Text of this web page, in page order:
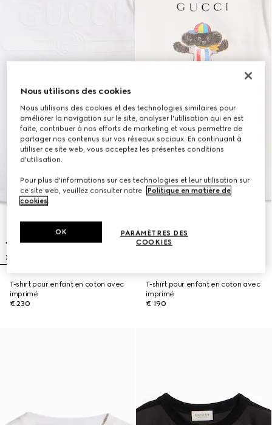
T-shirt pour enfant en coton avec
imprimé
€ 230
T-shirt pour enfant en coton avec
imprimé
€ 190
Nous utilisons des cookies
Nous utilisons des cookies et des technologies similaires pour
améliorer la navigation sur le site, analyser l'utilisation qui en est
faite, contribuer à nos efforts de marketing et vous permettre de
partager nos contenus sur vos réseaux sociaux. En continuant à
utiliser ce site web, vous acceptez les présentes conditions
d'utilisation.
Pour plus d'informations sur ces technologies et leur utilisation sur
ce site web, veuillez consulter notre
Politique en matière de
cookies.
PARAMÈTRES DES
COOKIES
OK